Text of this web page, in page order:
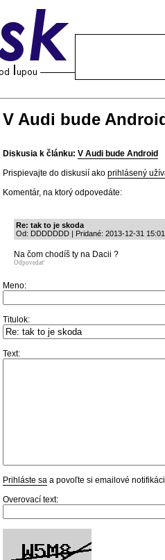
V Audi bude
Diskusia k článku: V Audi bude Android
Prispievajte do diskusií ako prihlásený
Komentár, na ktorý odpovedáte:
Re: tak to je skoda
Od: DDDDDDD | Pridané: 2013-12-31
Na čom chodíš ty na Dacii ?
Odpovedať
Meno:
Titulok:
Text:
Prihláste sa a povoľte si emailové
Overovací text: